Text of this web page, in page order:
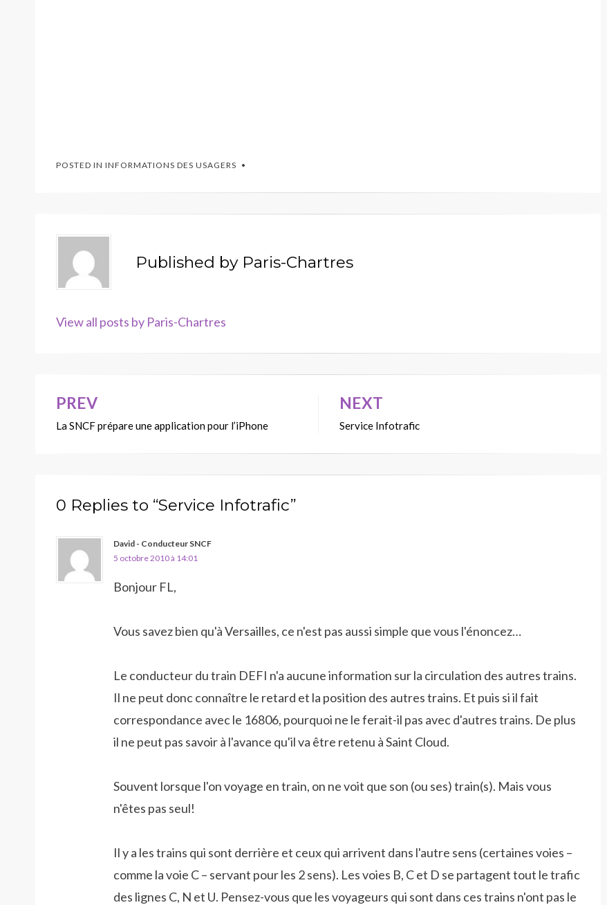
POSTED IN INFORMATIONS DES USAGERS
Published by Paris-Chartres
View all posts by Paris-Chartres
Navigation
de
PREV
La SNCF prépare une application pour l’iPhone
NEXT
Service Infotrafic
0 Replies to “Service Infotrafic”
David - Conducteur SNCF
5 octobre 2010 à 14:01
Bonjour FL,
Vous savez bien qu'à Versailles, ce n'est pas aussi simple que vous l'énoncez…
Le conducteur du train DEFI n'a aucune information sur la circulation des autres trains.
Il ne peut donc connaître le retard et la position des autres trains. Et puis si il fait
correspondance avec le 16806, pourquoi ne le ferait-il pas avec d'autres trains. De plus
il ne peut pas savoir à l'avance qu'il va être retenu à Saint Cloud.
Souvent lorsque l'on voyage en train, on ne voit que son (ou ses) train(s). Mais vous
n'êtes pas seul!
Il y a les trains qui sont derrière et ceux qui arrivent dans l'autre sens (certaines voies –
comme la voie C – servant pour les 2 sens). Les voies B, C et D se partagent tout le trafic
des lignes C, N et U. Pensez-vous que les voyageurs qui sont dans ces trains n'ont pas le